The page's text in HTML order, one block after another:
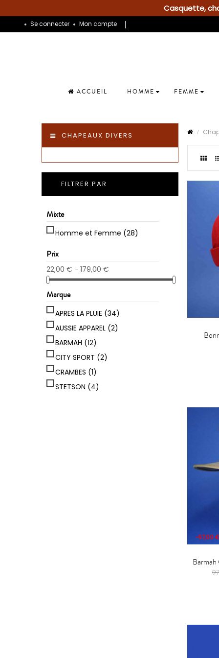
Casquette,
Se connecter Mon compte
ACCUEIL HOMME FEMME
CHAPEAUX DIVERS
FILTRER PAR
Mixte
Homme et Femme (28)
Prix
22,00 € - 179,00 €
Marque
APRES LA PLUIE (34)
AUSSIE APPAREL (2)
BARMAH (12)
CITY SPORT (2)
CRAMBES (1)
STETSON (4)
-57,00 €